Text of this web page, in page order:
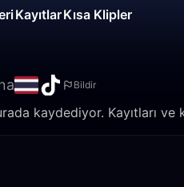
KayıtlarKısa Klipler
Bildir
kaydediyor. Kayıtları